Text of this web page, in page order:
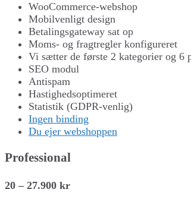
WooCommerce-webshop
Mobilvenligt design
Betalingsgateway sat op
Moms- og fragtregler konfigureret
Vi sætter de første 2 kategorier og 6
SEO modul
Antispam
Hastighedsoptimeret
Statistik (GDPR-venlig)
Ingen binding
Du ejer webshoppen
Professional
20 – 27.900 kr